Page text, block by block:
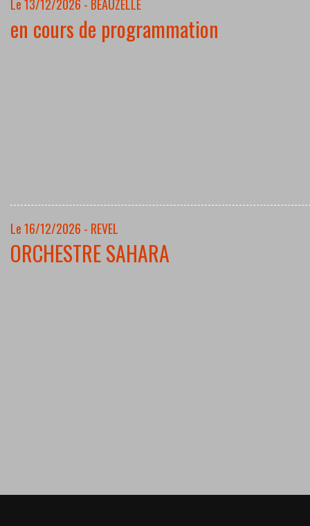
Le 13/12/2026 - BEAUZELLE
en cours de programmation
Le 16/12/2026 - REVEL
ORCHESTRE SAHARA